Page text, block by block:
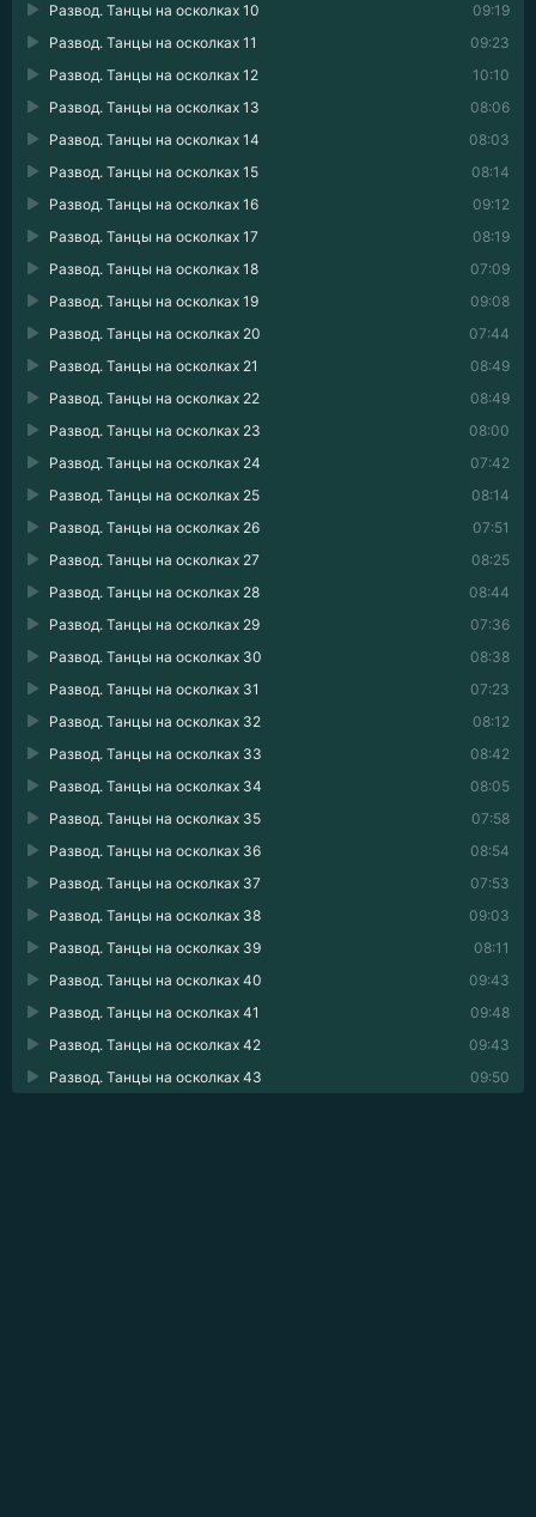
09:19
Развод. Танцы на осколках 10
09:23
Развод. Танцы на осколках 11
10:10
Развод. Танцы на осколках 12
08:06
Развод. Танцы на осколках 13
08:03
Развод. Танцы на осколках 14
08:14
Развод. Танцы на осколках 15
09:12
Развод. Танцы на осколках 16
08:19
Развод. Танцы на осколках 17
07:09
Развод. Танцы на осколках 18
09:08
Развод. Танцы на осколках 19
07:44
Развод. Танцы на осколках 20
08:49
Развод. Танцы на осколках 21
08:49
Развод. Танцы на осколках 22
08:00
Развод. Танцы на осколках 23
07:42
Развод. Танцы на осколках 24
08:14
Развод. Танцы на осколках 25
07:51
Развод. Танцы на осколках 26
08:25
Развод. Танцы на осколках 27
08:44
Развод. Танцы на осколках 28
07:36
Развод. Танцы на осколках 29
08:38
Развод. Танцы на осколках 30
07:23
Развод. Танцы на осколках 31
08:12
Развод. Танцы на осколках 32
08:42
Развод. Танцы на осколках 33
08:05
Развод. Танцы на осколках 34
07:58
Развод. Танцы на осколках 35
08:54
Развод. Танцы на осколках 36
07:53
Развод. Танцы на осколках 37
09:03
Развод. Танцы на осколках 38
08:11
Развод. Танцы на осколках 39
09:43
Развод. Танцы на осколках 40
09:48
Развод. Танцы на осколках 41
09:43
Развод. Танцы на осколках 42
09:50
Развод. Танцы на осколках 43